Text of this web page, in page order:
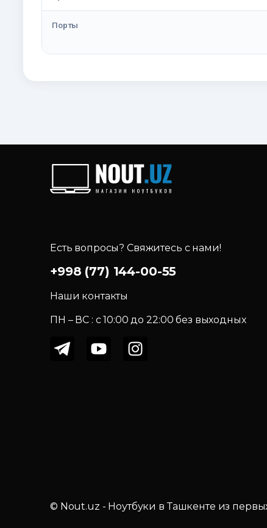
Порты
Есть вопросы? Свяжитесь с нами!
+998 (77) 144-00-55
Наши контакты
ПН – ВС : c 10:00 до 22:00 без выходных
© Nout.uz - Ноутбуки в Ташкенте из